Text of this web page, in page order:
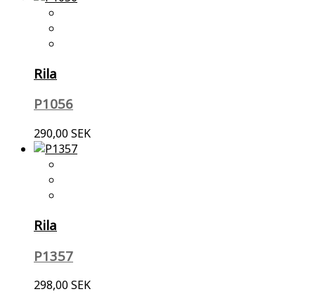
Rila
P1056
290,00 SEK
Rila
P1357
298,00 SEK